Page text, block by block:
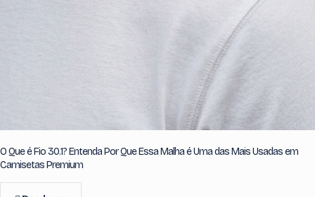
O Que é Fio 30.1? Entenda Por Que Essa Malha é Uma das Mais Usadas em
Camisetas Premium